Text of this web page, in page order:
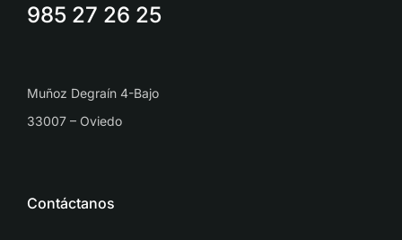
985 27 26 25
Muñoz Degraín 4-Bajo
33007 – Oviedo
Contáctanos